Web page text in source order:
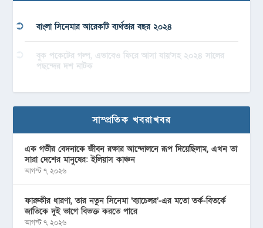
বাংলা সিনেমার আরেকটি ব্যর্থতার বছর ২০২৪
বুক পকেটের গল্প, এভাবেও ফিরে আসা যায়’সহ ২০২৪ সালের
পছন্দের দশ নাটক
সাম্প্রতিক খবরাখবর
এক গভীর বেদনাকে জীবন রক্ষার আন্দোলনে রূপ দিয়েছিলাম, এখন তা
সারা দেশের মানুষের: ইলিয়াস কাঞ্চন
আগস্ট ৭, ২০২৬
ফারুকীর ধারণা, তার নতুন সিনেমা ‘ব্যাচেলর’-এর মতো তর্ক-বিতর্কে
জাতিকে দুই ভাগে বিভক্ত করতে পারে
আগস্ট ৭, ২০২৬